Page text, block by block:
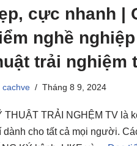
cực nhanh |
nghề
trải nghiệm
cachve Tháng 8 9, 2024
THUẬT TRẢI NGHỆM TV là
dành cho tất cả mọi người.